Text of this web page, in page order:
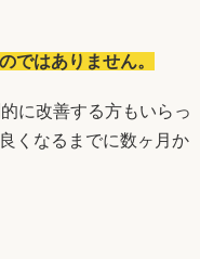
ではありません。
に改善する方もいらっ
くなるまでに数ヶ月か